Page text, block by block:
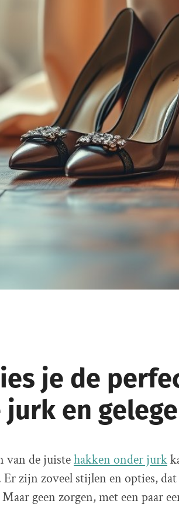
je de
jurk en
van de juistehakken onder jurk
zijn zoveel stijlen en opties,
geen zorgen, met een paar